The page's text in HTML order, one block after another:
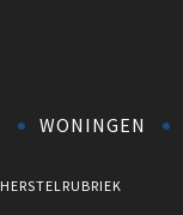
WONINGEN
HERSTELRUBRIEK